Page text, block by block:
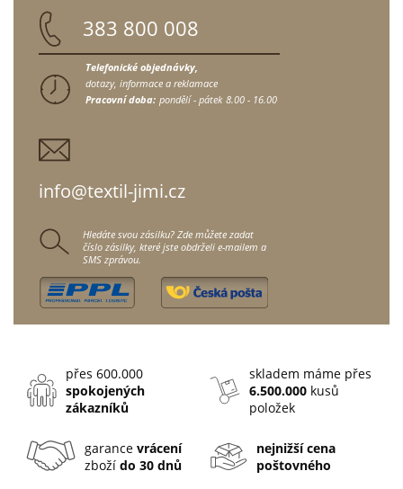
383 800 008
Telefonické objednávky,
dotazy, informace a reklamace
Pracovní doba: pondělí - pátek 8.00 - 16.00
info@textil-jimi.cz
Hledáte svou zásilku? Zde můžete zadat
číslo zásilky, které jste obdrželi e-mailem a
SMS zprávou.
přes 600.000
spokojených
zákazníků
skladem máme přes
6.500.000 kusů
položek
garancevrácení
zbožído 30 dnů
nejnižší cena
poštovného